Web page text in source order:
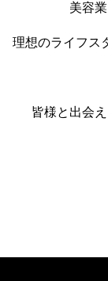
美容
理想のライフス
皆様と出会